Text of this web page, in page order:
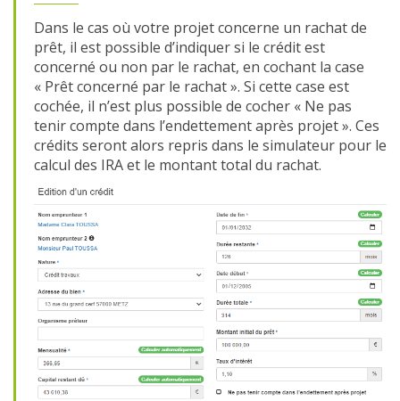
Dans le cas où votre projet concerne un rachat de
prêt, il est possible d’indiquer si le crédit est
concerné ou non par le rachat, en cochant la case
« Prêt concerné par le rachat ». Si cette case est
cochée, il n’est plus possible de cocher « Ne pas
tenir compte dans l’endettement après projet ». Ces
crédits seront alors repris dans le simulateur pour le
calcul des IRA et le montant total du rachat.